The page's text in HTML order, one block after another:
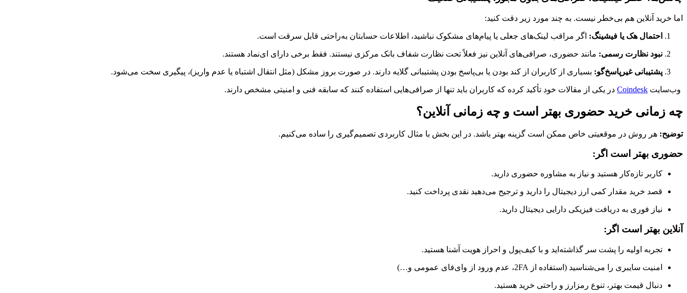
اما خرید آنلاین هم بی‌خطر نیست. به چند مورد زیر دقت کنید:
احتمال هک یا فیشینگ: اگر مراقب لینک‌های جعلی یا پیام‌های مشکوک نباشید، اطلاعات حسابتان به‌راحتی قابل سرقت است.
نبود نظارت رسمی: مانند حضوری، صرافی‌های آنلاین نیز فعلاً تحت نظارت شفاف بانک مرکزی نیستند. فقط برخی دارای ای‌نماد هستند.
پشتیبانی غیرپاسخ‌گو: بسیاری از کاربران از کند بودن یا بی‌پاسخ بودن پشتیبانی گلایه دارند. در صورت بروز مشکل (مثل انتقال اشتباه یا عدم واریز)، پیگیری سخت می‌شود.
وب‌سایت Coindesk در یکی از مقالات خود تأکید کرده که کاربران باید تنها از صرافی‌هایی استفاده کنند که سابقه فنی و امنیتی مشخص دارند.
چه زمانی خرید حضوری بهتر است و چه زمانی آنلاین؟
توضیح: هر روش در موقعیتی خاص ممکن است گزینه بهتر باشد. در این بخش با مثال کاربردی تصمیم‌گیری را ساده می‌کنیم.
حضوری بهتر است اگر:
کاربر تازه‌کار هستید و نیاز به مشاوره حضوری دارید.
قصد خرید مقدار کمی ارز دیجیتال را دارید و ترجیح می‌دهید نقدی پرداخت کنید.
نیاز فوری به دریافت فیزیکی دارایی دیجیتال دارید.
آنلاین بهتر است اگر:
تجربه اولیه را پشت سر گذاشته‌اید و با کیف‌پول و احراز هویت آشنا هستید.
امنیت سایبری را می‌شناسید (استفاده از 2FA، عدم ورود از وای‌فای عمومی و…)
دنبال قیمت بهتر، تنوع رمزارز و راحتی خرید هستید.